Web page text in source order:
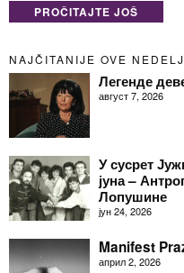
PROČITAJTE JOŠ
NAJČITANIJE OVE
Легенде
август 7, 2026
У сусрет
јуна –
Лопушине
јун 24, 2026
Manifest
април 2, 2026